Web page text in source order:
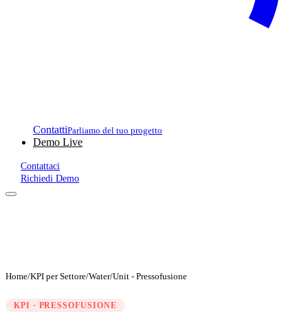
ContattiParliamo del tuo progetto
Demo Live
Contattaci
Richiedi Demo
Home/KPI per Settore/Water/Unit - Pressofusione
KPI · PRESSOFUSIONE